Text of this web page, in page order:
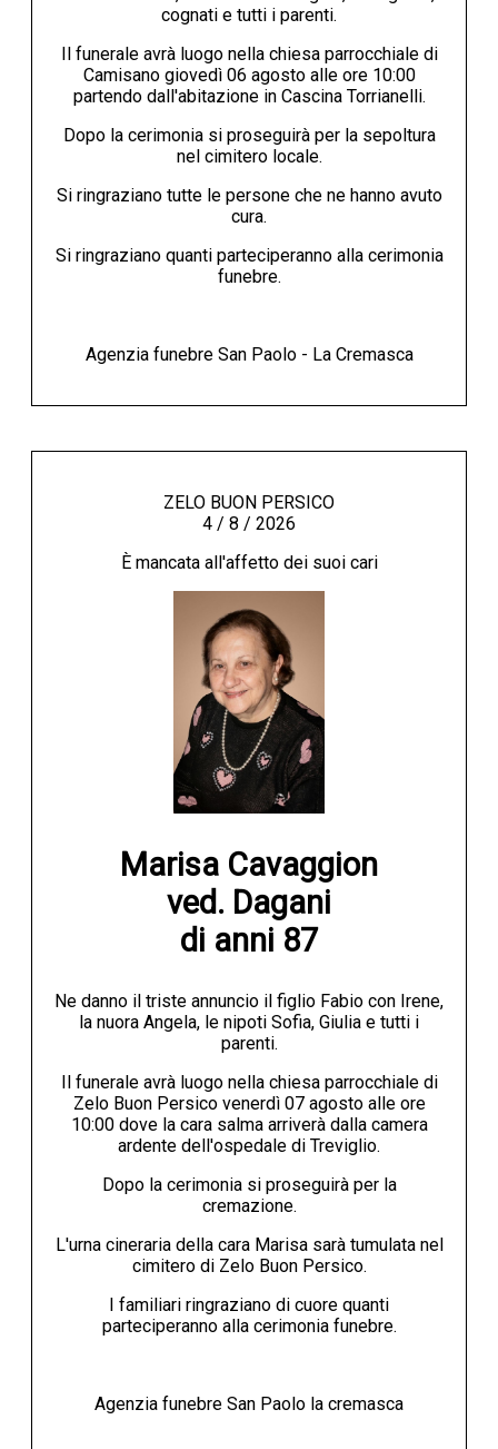
cognati e tutti i parenti.
Il funerale avrà luogo nella chiesa parrocchiale di
Camisano giovedì 06 agosto alle ore 10:00
partendo dall'abitazione in Cascina Torrianelli.
Dopo la cerimonia si proseguirà per la sepoltura
nel cimitero locale.
Si ringraziano tutte le persone che ne hanno avuto
cura.
Si ringraziano quanti parteciperanno alla cerimonia
funebre.
Agenzia funebre San Paolo - La Cremasca
ZELO BUON PERSICO
4 / 8 / 2026
È mancata all'affetto dei suoi cari
Marisa Cavaggion
ved. Dagani
di anni 87
Ne danno il triste annuncio il figlio Fabio con Irene,
la nuora Angela, le nipoti Sofia, Giulia e tutti i
parenti.
Il funerale avrà luogo nella chiesa parrocchiale di
Zelo Buon Persico venerdì 07 agosto alle ore
10:00 dove la cara salma arriverà dalla camera
ardente dell'ospedale di Treviglio.
Dopo la cerimonia si proseguirà per la
cremazione.
L'urna cineraria della cara Marisa sarà tumulata nel
cimitero di Zelo Buon Persico.
I familiari ringraziano di cuore quanti
parteciperanno alla cerimonia funebre.
Agenzia funebre San Paolo la cremasca